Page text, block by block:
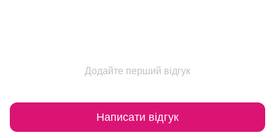
Додайте перший відгук
Написати відгук